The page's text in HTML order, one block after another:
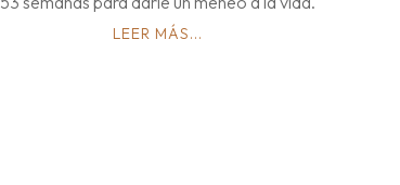
LEER MÁS...